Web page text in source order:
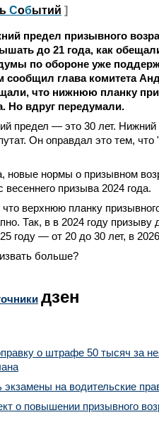
Событий ]
предел призывного
до 21 года, как
по обороне уже
сообщил глава комитета
что нижнюю планку
Но вдруг передумали.
предел — это 30 лет.
Он оправдал это тем,
нормы о призывном
весеннего призыва 2024 года.
верхнюю планку
Так, в в 2024 году
году — от 20 до 30 лет, в
больше?
дзен
о штрафе 50 тысяч за
экзамены на водительские
о повышении призывного